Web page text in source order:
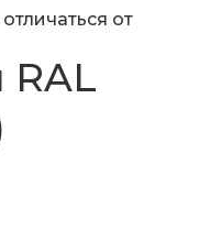
от
RAL